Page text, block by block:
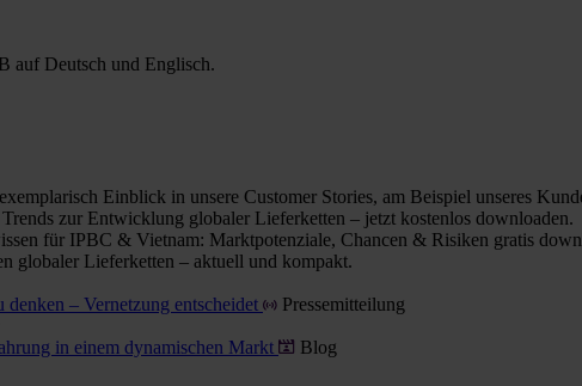
auf Deutsch und Englisch.
Einblick in unsere Customer Stories, am Beispiel unseres
zur Entwicklung globaler Lieferketten – jetzt kostenlos downloaden.
für IPBC & Vietnam: Marktpotenziale, Chancen & Risiken gratis
globaler Lieferketten – aktuell und kompakt.
– Vernetzung entscheidet
Pressemitteilung
in einem dynamischen Markt
Blog